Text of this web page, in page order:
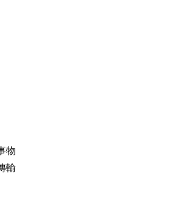
物
輸